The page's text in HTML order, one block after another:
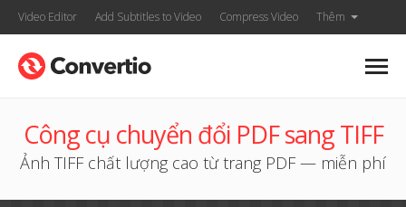
Video Editor Add Subtitles to Video Compress Video Thêm
Công cụ chuyển đổi PDF sang TIFF
Ảnh TIFF chất lượng cao từ trang PDF — miễn phí